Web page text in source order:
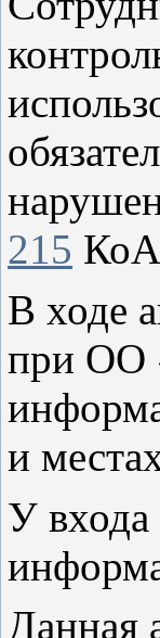
215
В ходе
при ОО
и
У входа
Данная